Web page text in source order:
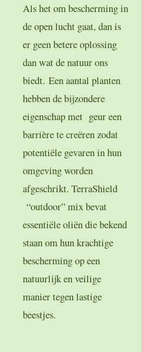
Als het om bescherming in
de open lucht gaat, dan is
er geen betere oplossing
dan wat de natuur ons
biedt. Een aantal planten
hebben de bijzondere
eigenschap met geur een
barrière te creëren zodat
potentiële gevaren in hun
omgeving worden
afgeschrikt. TerraShield
“outdoor” mix bevat
essentiële oliën die bekend
staan om hun krachtige
bescherming op een
natuurlijk en veilige
manier tegen lastige
beestjes.